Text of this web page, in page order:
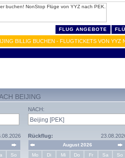
FLUG ANGEBOTE
BILLIG BUCHEN - FLUGTICKETS VON YYZ
BEIJING
So
NACH:
Rückflug:
August 2026
Mo
Di Mi Do Fr Sa So